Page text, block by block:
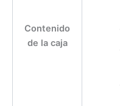
Contenido
de la caja